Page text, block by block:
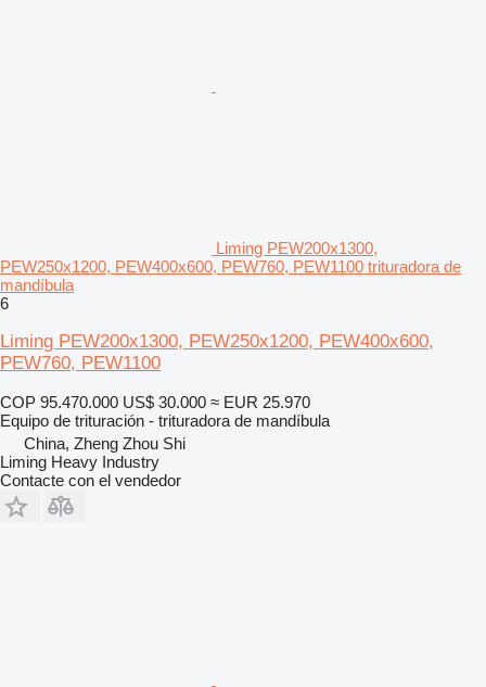
Liming PEW200x1300,
PEW250x1200, PEW400x600, PEW760, PEW1100 trituradora de
mandíbula
6
Liming PEW200x1300, PEW250x1200, PEW400x600,
PEW760, PEW1100
COP 95.470.000 US$ 30.000 ≈ EUR 25.970
Equipo de trituración - trituradora de mandíbula
China, Zheng Zhou Shi
Liming Heavy Industry
Contacte con el vendedor